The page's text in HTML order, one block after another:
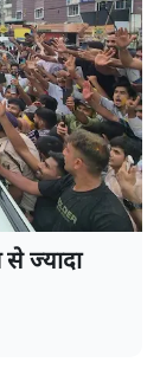
से ज्यादा